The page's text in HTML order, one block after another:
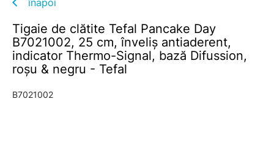
înapoi
Tigaie de clătite Tefal Pancake Day
B7021002, 25 cm, înveliș antiaderent,
indicator Thermo-Signal, bază Difussion,
roșu & negru - Tefal
B7021002